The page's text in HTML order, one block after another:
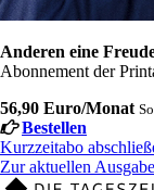
Anderen eine
Abonnement der
56,90 Euro/Monat
Bestellen
Kurzzeitabo
Zur aktuellen Ausgabe